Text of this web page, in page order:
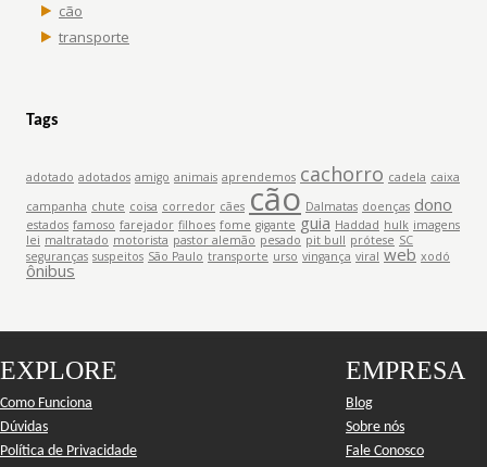
cão
transporte
Tags
adotado adotados amigo animais aprendemos cachorro cadela caixa
campanha chute coisa corredor cães cão Dalmatas doenças dono
estados famoso farejador filhoes fome gigante guia Haddad hulk imagens
lei maltratado motorista pastor alemão pesado pit bull prótese SC
seguranças suspeitos São Paulo transporte urso vingança viral web xodó
ônibus
EXPLORE
Como Funciona
Dúvidas
Política de Privacidade
EMPRESA
Blog
Sobre nós
Fale Conosco